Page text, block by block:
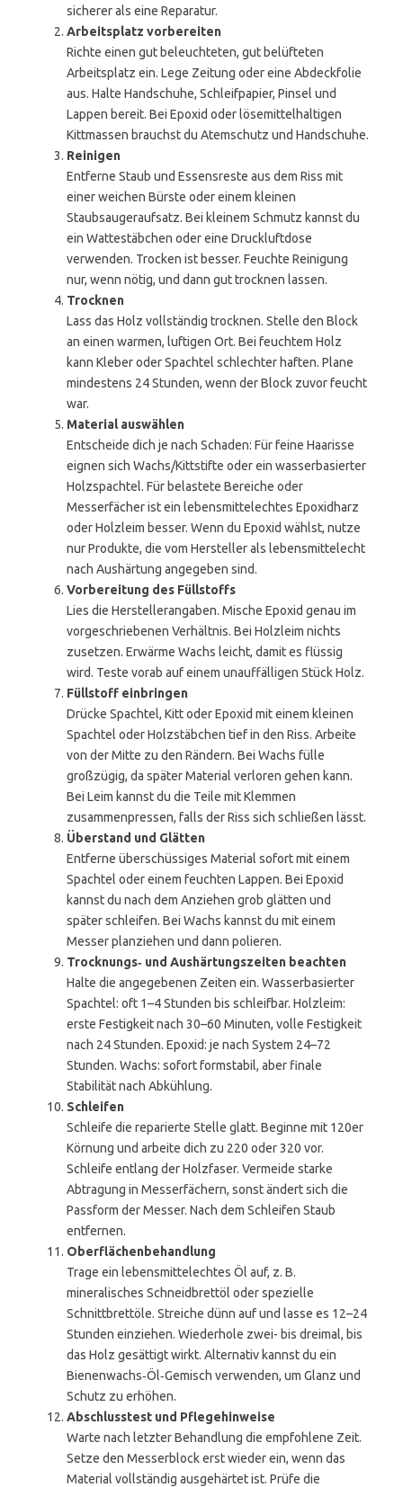
sicherer als eine Reparatur.
Arbeitsplatz vorbereiten
Richte einen gut beleuchteten, gut belüfteten
Arbeitsplatz ein. Lege Zeitung oder eine Abdeckfolie
aus. Halte Handschuhe, Schleifpapier, Pinsel und
Lappen bereit. Bei Epoxid oder lösemittelhaltigen
Kittmassen brauchst du Atemschutz und Handschuhe.
Reinigen
Entferne Staub und Essensreste aus dem Riss mit
einer weichen Bürste oder einem kleinen
Staubsaugeraufsatz. Bei kleinem Schmutz kannst du
ein Wattestäbchen oder eine Druckluftdose
verwenden. Trocken ist besser. Feuchte Reinigung
nur, wenn nötig, und dann gut trocknen lassen.
Trocknen
Lass das Holz vollständig trocknen. Stelle den Block
an einen warmen, luftigen Ort. Bei feuchtem Holz
kann Kleber oder Spachtel schlechter haften. Plane
mindestens 24 Stunden, wenn der Block zuvor feucht
war.
Material auswählen
Entscheide dich je nach Schaden: Für feine Haarisse
eignen sich Wachs/Kittstifte oder ein wasserbasierter
Holzspachtel. Für belastete Bereiche oder
Messerfächer ist ein lebensmittelechtes Epoxidharz
oder Holzleim besser. Wenn du Epoxid wählst, nutze
nur Produkte, die vom Hersteller als lebensmittelecht
nach Aushärtung angegeben sind.
Vorbereitung des Füllstoffs
Lies die Herstellerangaben. Mische Epoxid genau im
vorgeschriebenen Verhältnis. Bei Holzleim nichts
zusetzen. Erwärme Wachs leicht, damit es flüssig
wird. Teste vorab auf einem unauffälligen Stück Holz.
Füllstoff einbringen
Drücke Spachtel, Kitt oder Epoxid mit einem kleinen
Spachtel oder Holzstäbchen tief in den Riss. Arbeite
von der Mitte zu den Rändern. Bei Wachs fülle
großzügig, da später Material verloren gehen kann.
Bei Leim kannst du die Teile mit Klemmen
zusammenpressen, falls der Riss sich schließen lässt.
Überstand und Glätten
Entferne überschüssiges Material sofort mit einem
Spachtel oder einem feuchten Lappen. Bei Epoxid
kannst du nach dem Anziehen grob glätten und
später schleifen. Bei Wachs kannst du mit einem
Messer planziehen und dann polieren.
Trocknungs‑ und Aushärtungszeiten beachten
Halte die angegebenen Zeiten ein. Wasserbasierter
Spachtel: oft 1–4 Stunden bis schleifbar. Holzleim:
erste Festigkeit nach 30–60 Minuten, volle Festigkeit
nach 24 Stunden. Epoxid: je nach System 24–72
Stunden. Wachs: sofort formstabil, aber finale
Stabilität nach Abkühlung.
Schleifen
Schleife die reparierte Stelle glatt. Beginne mit 120er
Körnung und arbeite dich zu 220 oder 320 vor.
Schleife entlang der Holzfaser. Vermeide starke
Abtragung in Messerfächern, sonst ändert sich die
Passform der Messer. Nach dem Schleifen Staub
entfernen.
Oberflächenbehandlung
Trage ein lebensmittelechtes Öl auf, z. B.
mineralisches Schneidbrett­öl oder spezielle
Schnittbrettöle. Streiche dünn auf und lasse es 12–24
Stunden einziehen. Wiederhole zwei- bis dreimal, bis
das Holz gesättigt wirkt. Alternativ kannst du ein
Bienenwachs‑Öl‑Gemisch verwenden, um Glanz und
Schutz zu erhöhen.
Abschlusstest und Pflegehinweise
Warte nach letzter Behandlung die empfohlene Zeit.
Setze den Messerblock erst wieder ein, wenn das
Material vollständig ausgehärtet ist. Prüfe die